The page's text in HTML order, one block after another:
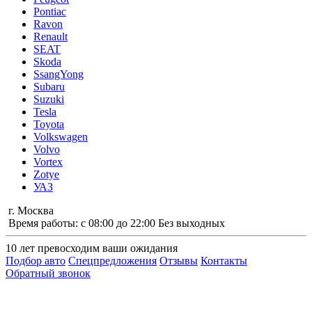
Pontiac
Ravon
Renault
SEAT
Skoda
SsangYong
Subaru
Suzuki
Tesla
Toyota
Volkswagen
Volvo
Vortex
Zotye
УАЗ
г. Москва
Время работы: с 08:00 до 22:00 Без выходных
10 лет превосходим ваши ожидания
Подбор авто Спецпредложения Отзывы Контакты
Обратный звонок